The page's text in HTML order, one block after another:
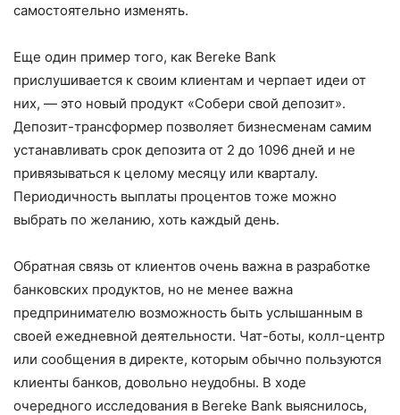
самостоятельно изменять.
Еще один пример того, как Bereke Bank
прислушивается к своим клиентам и черпает идеи от
них, — это новый продукт «Собери свой депозит».
Депозит-трансформер позволяет бизнесменам самим
устанавливать срок депозита от 2 до 1096 дней и не
привязываться к целому месяцу или кварталу.
Периодичность выплаты процентов тоже можно
выбрать по желанию, хоть каждый день.
Обратная связь от клиентов очень важна в разработке
банковских продуктов, но не менее важна
предпринимателю возможность быть услышанным в
своей ежедневной деятельности. Чат-боты, колл-центр
или сообщения в директе, которым обычно пользуются
клиенты банков, довольно неудобны. В ходе
очередного исследования в Bereke Bank выяснилось,